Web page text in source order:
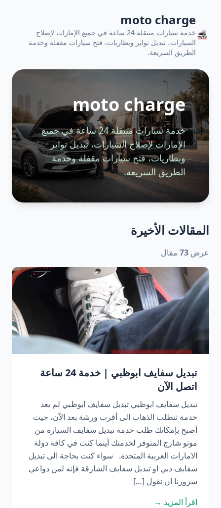
moto charge
خدمة سيارات متنقلة 24 ساعة في جميع الإمارات لإصلاح
السيارات، تبديل تواير وبطاريات، فتح سيارات مقفلة وخدمة
الطريق السريعة.
moto charge
خدمة سيارات متنقلة 24 ساعة في جميع
الإمارات لإصلاح السيارات، تبديل تواير
وبطاريات، فتح سيارات مقفلة وخدمة
الطريق السريعة.
المقالات الأخيرة
عرض 73 مقال
تبديل سفايف ابوظبي | خدمة 24 ساعة
اتصل الآن
تبديل سفايف ابوظبي تبديل سفايف ابوظبي لم يعد
خدمة تتطلب الذهاب الى أقرب ورشة بعد الآن، حيث
أصبح بإمكانك طلب خدمة تبديل سفايف السيارة من
موتو شارج المتوفر لخدمتك أينما كنت في كافة دولة
الامارات العربية المتحدة. سواء كنت بحاجة الى تبديل
سفايف دبي او تبديل سفايف الشارقة فإنه لمن دواعي
سرورنا ان نقول […]
اقرأ المزيد →